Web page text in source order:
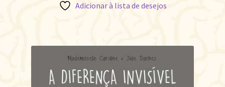
Adicionar à lista de desejos